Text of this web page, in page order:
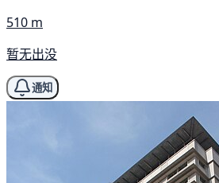
510 m
暂无出没
通知